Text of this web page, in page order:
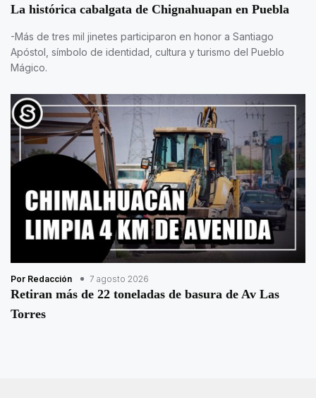
La histórica cabalgata de Chignahuapan en Puebla
-Más de tres mil jinetes participaron en honor a Santiago
Apóstol, símbolo de identidad, cultura y turismo del Pueblo
Mágico.
Por Redacción 7 agosto 2026
Retiran más de 22 toneladas de basura de Av Las
Torres